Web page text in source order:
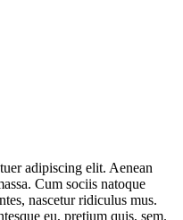
adipiscing elit. Aenean
Cum sociis natoque
nascetur ridiculus mus.
eu, pretium quis, sem.